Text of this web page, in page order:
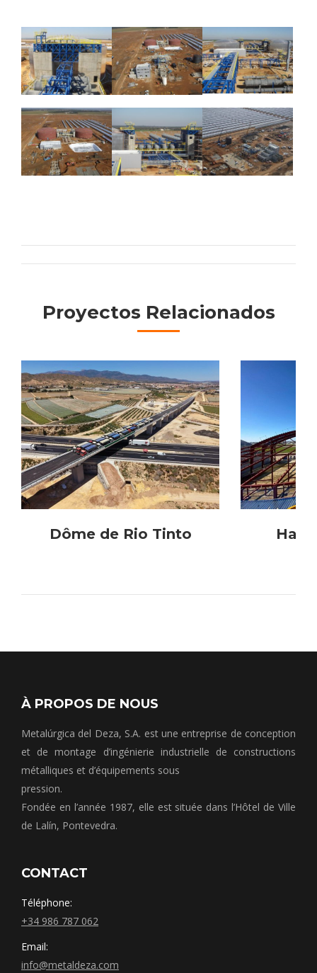
Navigation
commentaire
Proyectos Relacionados
Dôme de Rio Tinto
À PROPOS DE NOUS
Metalúrgica del Deza, S.A. est une entreprise de conception
et de montage d’ingénierie industrielle de constructions
métalliques et d’équipements sous
pression.
Fondée en l’année 1987, elle est située dans l’Hôtel de Ville
de Lalín, Pontevedra.
CONTACT
Téléphone:
+34 986 787 062
Email:
info@metaldeza.com